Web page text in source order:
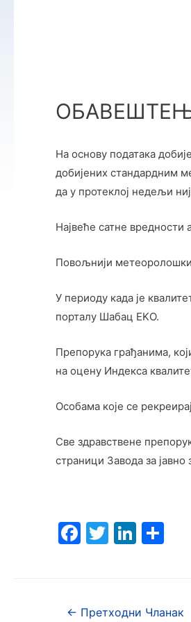
На основу података
добијених стандардним
да у протеклој недељи
Највеће сатне
Повољнији метеоролошки
У периоду када је
порталу Шабац EKО.
Препорука грађанима,
на оцену Индекса
Особама које се
Све здравствене
страници Завода за
F T Li S
← Претходни Чланак